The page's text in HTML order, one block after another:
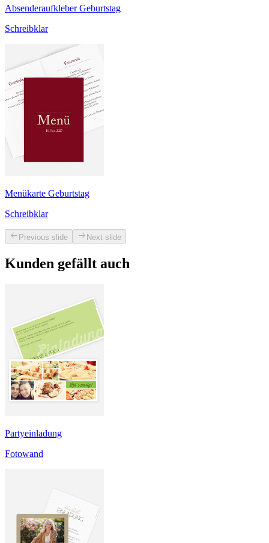
Absenderaufkleber Geburtstag
Schreibklar
Menükarte Geburtstag
Schreibklar
Previous slide Next slide
Kunden gefällt auch
Partyeinladung
Fotowand